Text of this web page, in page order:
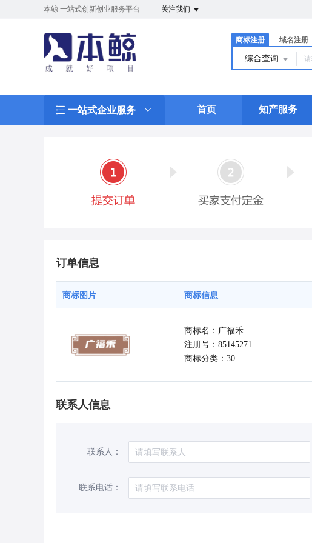
本鲸 一站式创新创业服务平台 关注我们
商标注册 域名注册
综合查询
一站式企业服务 首页 知产服务
订单信息
商标图片 商标信息
商标名：广福禾
注册号：85145271
商标分类：30
联系人信息
联系人：
联系电话：